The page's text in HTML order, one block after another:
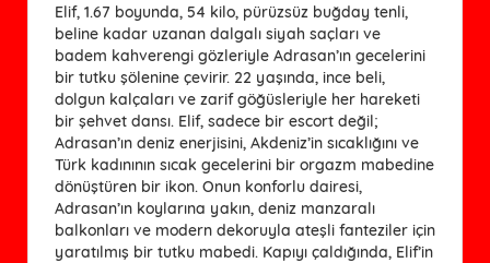
Elif, 1.67 boyunda, 54 kilo, pürüzsüz buğday tenli,
beline kadar uzanan dalgalı siyah saçları ve
badem kahverengi gözleriyle Adrasan’ın gecelerini
bir tutku şölenine çevirir. 22 yaşında, ince beli,
dolgun kalçaları ve zarif göğüsleriyle her hareketi
bir şehvet dansı. Elif, sadece bir escort değil;
Adrasan’ın deniz enerjisini, Akdeniz’in sıcaklığını ve
Türk kadınının sıcak gecelerini bir orgazm mabedine
dönüştüren bir ikon. Onun konforlu dairesi,
Adrasan’ın koylarına yakın, deniz manzaralı
balkonları ve modern dekoruyla ateşli fanteziler için
yaratılmış bir tutku mabedi. Kapıyı çaldığında, Elif’in